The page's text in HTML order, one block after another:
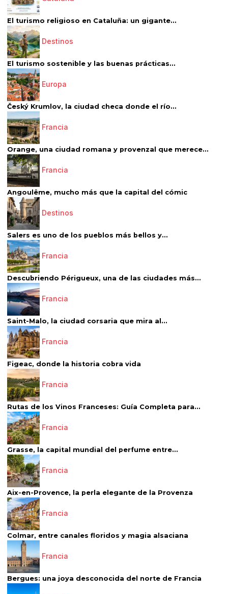
El turismo religioso en Cataluña: un gigante...
Destinos
El turismo sostenible y las buenas prácticas...
Europa
Český Krumlov, la ciudad checa donde el río...
Francia
Orange, una ciudad romana y provenzal que merece...
Francia
Angoulême, mucho más que la capital del cómic
Destinos
Salers es uno de los pueblos más bellos y...
Francia
Descubriendo Périgueux, una de las ciudades más...
Francia
Saint-Malo, la ciudad corsaria que mira al...
Francia
Figeac, donde la historia cobra vida
Francia
Rutas de los Vinos Franceses: Guía Completa para...
Francia
Grasse, la capital mundial del perfume entre...
Francia
Aix-en-Provence, la perla elegante de la Provenza
Francia
Colmar, entre canales floridos y magia alsaciana
Francia
Bergues: una joya desconocida del norte de Francia